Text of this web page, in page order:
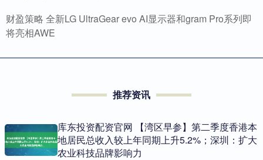
财盈策略 全新LG UltraGear evo AI显示器和gram Pro系列即
将亮相AWE
推荐资讯
库东投资配资官网 【湾区早参】第二季度香港本
地居民总收入较上年同期上升5.2%；深圳：扩大
农业科技品牌影响力